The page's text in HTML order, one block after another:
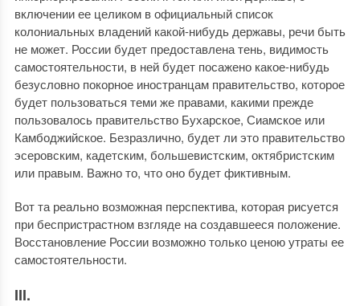
включении ее целиком в официальный список
колониальных владений какой-нибудь державы, речи быть
не может. России будет предоставлена тень, видимость
самостоятельности, в ней будет посажено какое-нибудь
безусловно покорное иностранцам правительство, которое
будет пользоваться теми же правами, какими прежде
пользовалось правительство Бухарское, Сиамское или
Камбоджийское. Безразлично, будет ли это правительство
эсеровским, кадетским, большевистским, октябристским
или правым. Важно то, что оно будет фиктивным.
Вот та реально возможная перспектива, которая рисуется
при беспристрастном взгляде на создавшееся положение.
Восстановление России возможно только ценою утраты ее
самостоятельности.
III.